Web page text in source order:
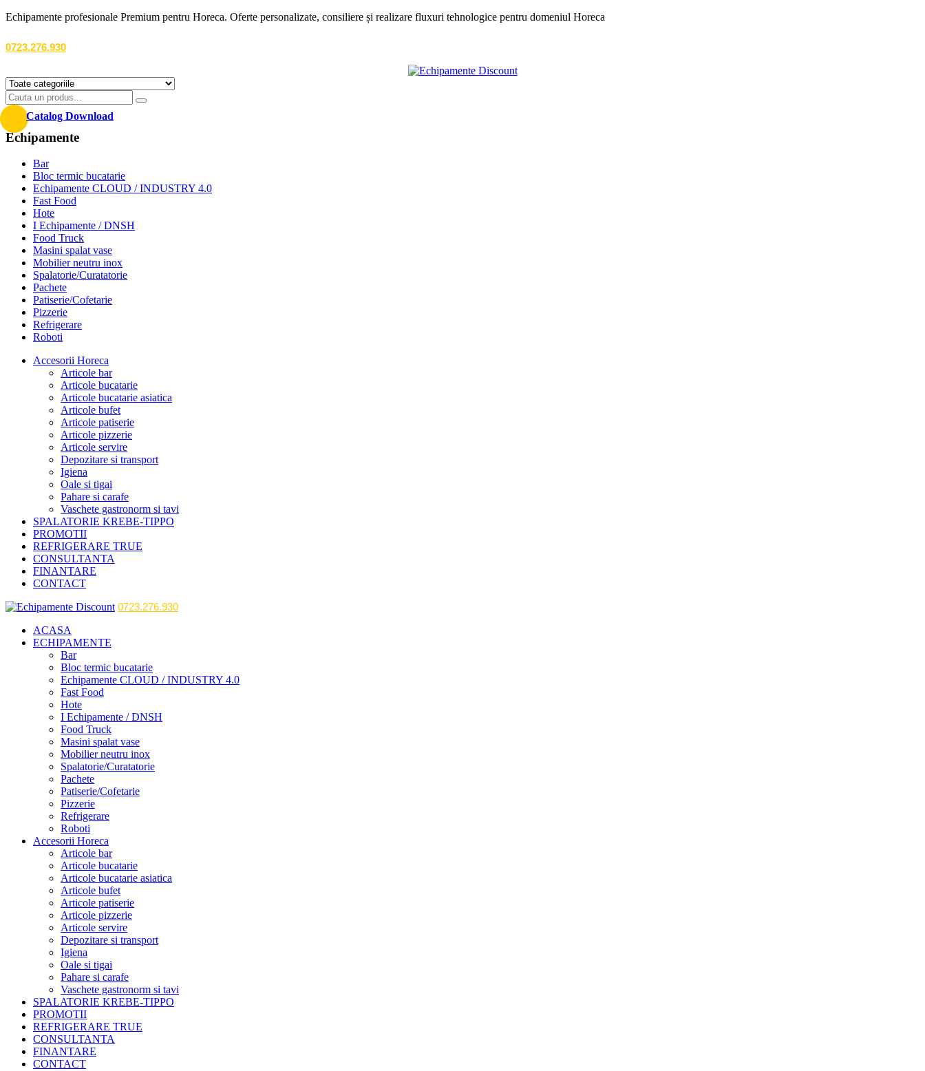
Echipamente profesionale Premium pentru Horeca. Oferte personalizate, consiliere și realizare fluxuri tehnologice pentru domeniul Horeca
0723.276.930
Catalog Download
Echipamente
Bar
Bloc termic bucatarie
Echipamente CLOUD / INDUSTRY 4.0
Fast Food
Hote
I Echipamente / DNSH
Food Truck
Masini spalat vase
Mobilier neutru inox
Spalatorie/Curatatorie
Pachete
Patiserie/Cofetarie
Pizzerie
Refrigerare
Roboti
Accesorii Horeca
Articole bar
Articole bucatarie
Articole bucatarie asiatica
Articole bufet
Articole patiserie
Articole pizzerie
Articole servire
Depozitare si transport
Igiena
Oale si tigai
Pahare si carafe
Vaschete gastronorm si tavi
SPALATORIE KREBE-TIPPO
PROMOTII
REFRIGERARE TRUE
CONSULTANTA
FINANTARE
CONTACT
0723.276.930
ACASA
ECHIPAMENTE
Bar
Bloc termic bucatarie
Echipamente CLOUD / INDUSTRY 4.0
Fast Food
Hote
I Echipamente / DNSH
Food Truck
Masini spalat vase
Mobilier neutru inox
Spalatorie/Curatatorie
Pachete
Patiserie/Cofetarie
Pizzerie
Refrigerare
Roboti
Accesorii Horeca
Articole bar
Articole bucatarie
Articole bucatarie asiatica
Articole bufet
Articole patiserie
Articole pizzerie
Articole servire
Depozitare si transport
Igiena
Oale si tigai
Pahare si carafe
Vaschete gastronorm si tavi
SPALATORIE KREBE-TIPPO
PROMOTII
REFRIGERARE TRUE
CONSULTANTA
FINANTARE
CONTACT